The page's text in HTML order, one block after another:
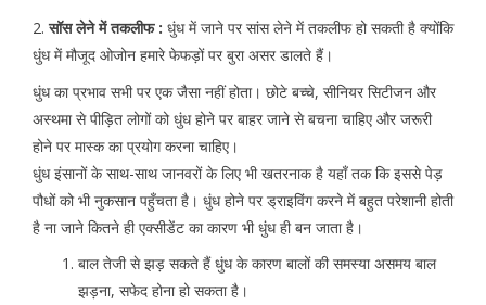
2.सॉस लेने में तकलीफ : धुंध में जाने पर सांस लेने में तकलीफ हो सकती है क्योंकि
धुंध में मौजूद ओजोन हमारे फेफड़ों पर बुरा असर डालते हैं।
धुंध का प्रभाव सभी पर एक जैसा नहीं होता। छोटे बच्चे, सीनियर सिटीजन और
अस्थमा से पीड़ित लोगों को धुंध होने पर बाहर जाने से बचना चाहिए और जरूरी
होने पर मास्क का प्रयोग करना चाहिए।
धुंध इंसानों के साथ-साथ जानवरों के लिए भी खतरनाक है यहाँ तक कि इससे पेड़
पौधों को भी नुकसान पहुँचता है। धुंध होने पर ड्राइविंग करने में बहुत परेशानी होती
है ना जाने कितने ही एक्सीडेंट का कारण भी धुंध ही बन जाता है।
बाल तेजी से झड़ सकते हैं धुंध के कारण बालों की समस्या असमय बाल
झड़ना, सफेद होना हो सकता है।